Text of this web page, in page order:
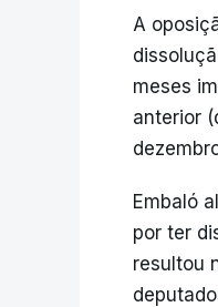
A
meses
anterior
Embaló
por ter
resultou